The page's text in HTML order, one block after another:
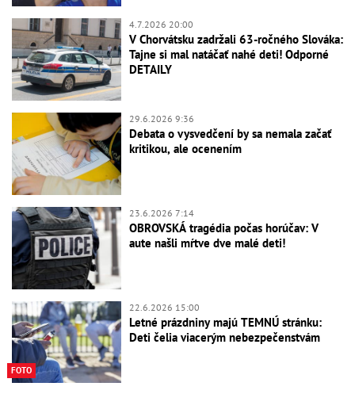
4.7.2026 20:00
V Chorvátsku zadržali 63-ročného Slováka:
Tajne si mal natáčať nahé deti! Odporné
DETAILY
29.6.2026 9:36
Debata o vysvedčení by sa nemala začať
kritikou, ale ocenením
23.6.2026 7:14
OBROVSKÁ tragédia počas horúčav: V
aute našli mŕtve dve malé deti!
FOTO
22.6.2026 15:00
Letné prázdniny majú TEMNÚ stránku:
Deti čelia viacerým nebezpečenstvám